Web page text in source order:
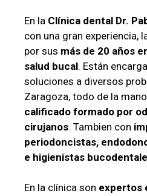
En la Clínica dental Dr.
con una gran experiencia,
por sus más de 20 años
salud bucal. Están
soluciones a diversos
Zaragoza, todo de la
calificado formado por
cirujanos. Tambien con
periodoncistas,
e higienistas
En la clínica son expertos